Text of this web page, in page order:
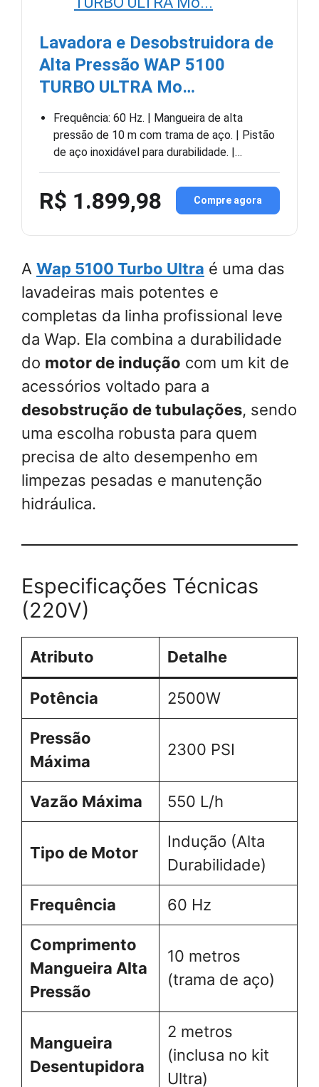
Lavadora e Desobstruidora de
Alta Pressão WAP 5100
TURBO ULTRA Mo…
Frequência: 60 Hz. | Mangueira de alta
pressão de 10 m com trama de aço. | Pistão
de aço inoxidável para durabilidade. |…
R$ 1.899,98 Compre agora
A Wap 5100 Turbo Ultra é uma das
lavadeiras mais potentes e
completas da linha profissional leve
da Wap. Ela combina a durabilidade
do motor de indução com um kit de
acessórios voltado para a
desobstrução de tubulações, sendo
uma escolha robusta para quem
precisa de alto desempenho em
limpezas pesadas e manutenção
hidráulica.
Especificações Técnicas
(220V)
Atributo Detalhe
Potência 2500W
Pressão
Máxima
2300 PSI
Vazão Máxima 550 L/h
Tipo de Motor
Indução (Alta
Durabilidade)
Frequência 60 Hz
Comprimento
Mangueira Alta
Pressão
10 metros
(trama de aço)
Mangueira
Desentupidora
2 metros
(inclusa no kit
Ultra)